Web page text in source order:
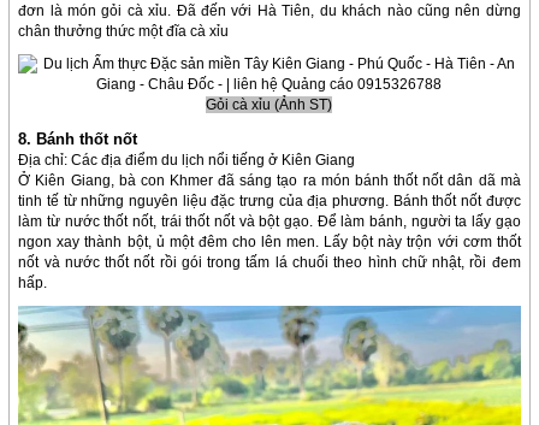
đơn là món gỏi cà xỉu. Đã đến với Hà Tiên, du khách nào cũng nên dừng
chân thưởng thức một đĩa cà xỉu
Gỏi cà xỉu (Ảnh ST)
8. Bánh thốt nốt
Địa chỉ: Các địa điểm du lịch nổi tiếng ở Kiên Giang
Ở Kiên Giang, bà con Khmer đã sáng tạo ra món bánh thốt nốt dân dã mà
tinh tế từ những nguyên liệu đặc trưng của địa phương. Bánh thốt nốt được
làm từ nước thốt nốt, trái thốt nốt và bột gạo. Để làm bánh, người ta lấy gạo
ngon xay thành bột, ủ một đêm cho lên men. Lấy bột này trộn với cơm thốt
nốt và nước thốt nốt rồi gói trong tấm lá chuối theo hình chữ nhật, rồi đem
hấp.